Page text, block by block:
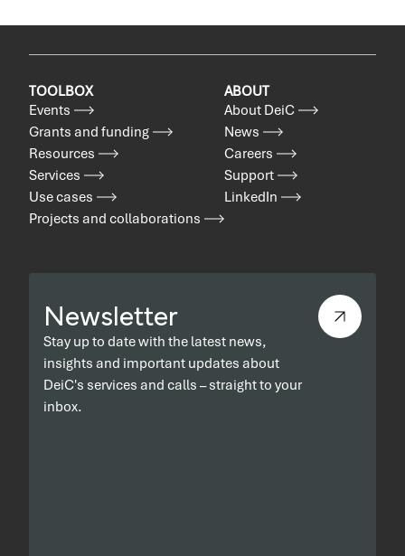
TOOLBOX
Events
Grants and funding
Resources
Services
Use cases
Projects and collaborations
ABOUT
About DeiC
News
Careers
Support
LinkedIn
Newsletter
Stay up to date with the latest news,
insights and important updates about
DeiC's services and calls – straight to your
inbox.